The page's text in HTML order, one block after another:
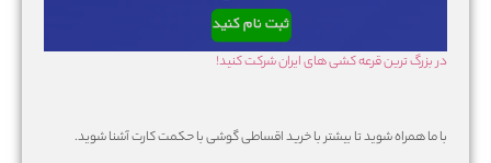
در بزرگ ترین قرعه کشی های ایران شرکت کنید!
با ما همراه شوید تا بیشتر با خرید اقساطی گوشی با حکمت کارت آشنا شوید.